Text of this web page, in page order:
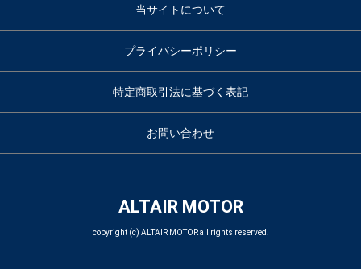
当サイトについて
プライバシーポリシー
特定商取引法に基づく表記
お問い合わせ
ALTAIR MOTOR
copyright (c) ALTAIR MOTOR all rights reserved.